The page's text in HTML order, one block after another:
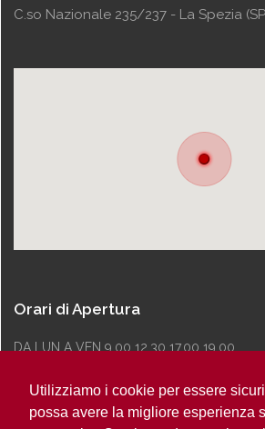
Utilizziamo i cookie per essere
possa avere la migliore esperienza
C.so Nazionale 235/237 - La Spezia
Orari di Apertura
DA LUN A VEN 9.00 12.30 17.00 19.00